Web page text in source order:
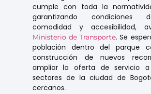
cumple con toda la
garantizando condiciones
comodidad y accesibilidad,
Ministerio de Transporte. Se
población dentro del parque
construcción de nuevos
ampliar la oferta de servicio a
sectores de la ciudad de
cercanos.